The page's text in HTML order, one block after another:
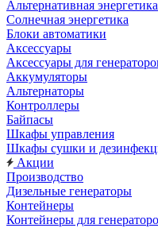
Альтернативная энергетика
Солнечная энергетика
Блоки автоматики
Аксессуары
Аксессуары для
Аккумуляторы
Альтернаторы
Контроллеры
Байпасы
Шкафы управления
Шкафы сушки и
Акции
Производство
Дизельные генераторы
Контейнеры
Контейнеры для